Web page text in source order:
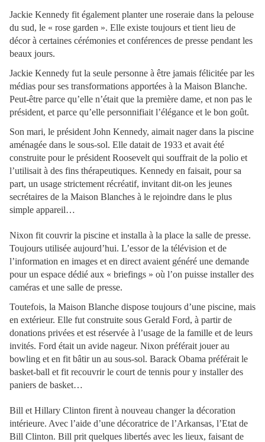
Jackie Kennedy fit également planter une roseraie dans la pelouse
du sud, le « rose garden ». Elle existe toujours et tient lieu de
décor à certaines cérémonies et conférences de presse pendant les
beaux jours.
Jackie Kennedy fut la seule personne à être jamais félicitée par les
médias pour ses transformations apportées à la Maison Blanche.
Peut-être parce qu’elle n’était que la première dame, et non pas le
président, et parce qu’elle personnifiait l’élégance et le bon goût.
Son mari, le président John Kennedy, aimait nager dans la piscine
aménagée dans le sous-sol. Elle datait de 1933 et avait été
construite pour le président Roosevelt qui souffrait de la polio et
l’utilisait à des fins thérapeutiques. Kennedy en faisait, pour sa
part, un usage strictement récréatif, invitant dit-on les jeunes
secrétaires de la Maison Blanches à le rejoindre dans le plus
simple appareil…
Nixon fit couvrir la piscine et installa à la place la salle de presse.
Toujours utilisée aujourd’hui. L’essor de la télévision et de
l’information en images et en direct avaient généré une demande
pour un espace dédié aux « briefings » où l’on puisse installer des
caméras et une salle de presse.
Toutefois, la Maison Blanche dispose toujours d’une piscine, mais
en extérieur. Elle fut construite sous Gerald Ford, à partir de
donations privées et est réservée à l’usage de la famille et de leurs
invités. Ford était un avide nageur. Nixon préférait jouer au
bowling et en fit bâtir un au sous-sol. Barack Obama préférait le
basket-ball et fit recouvrir le court de tennis pour y installer des
paniers de basket…
Bill et Hillary Clinton firent à nouveau changer la décoration
intérieure. Avec l’aide d’une décoratrice de l’Arkansas, l’Etat de
Bill Clinton. Bill prit quelques libertés avec les lieux, faisant de